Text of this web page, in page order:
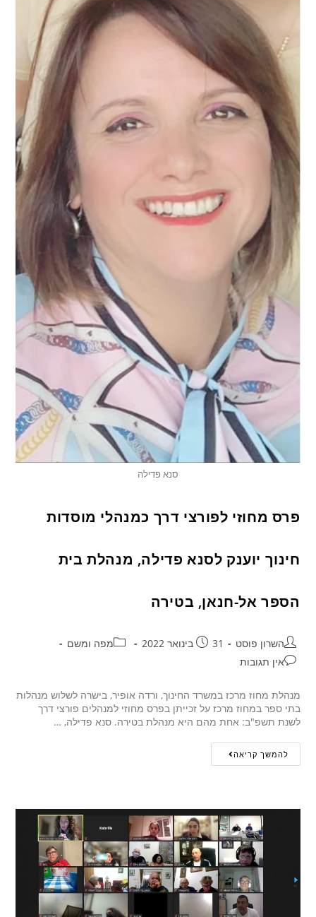
סנא פדילה
פרס מחוזי לפורצי דרך כמנהלי מוסדות
חינוך יוענק לסנא פדילה, מנהלת בית
הספר אל-חנאן, בטירה
השרון פוסט 31 בינואר 2022
מפה ומשם
אין תגובות
מנהלת מחוז מרכז במשרד החינוך, ורדה אופיר, בישרה לשלוש מנהלות
בתי ספר במחוז מרכז על זכייתן בפרס מחוזי למנהלים פורצי דרך
לשנת תשפ"ב: אחת מהם היא מנהלת בטירה. סנא פדילה, …
להמשך קריאה